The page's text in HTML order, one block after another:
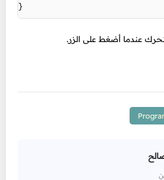
}
عندما أضغط على الزر.